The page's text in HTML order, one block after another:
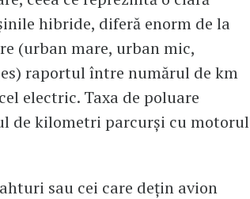
hibride, diferă enorm de la
(urban mare, urban mic,
raportul între numărul de km
electric. Taxa de poluare
de kilometri parcurși cu motorul
sau cei care dețin avion